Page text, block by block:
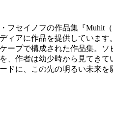
セイノフの作品集『Muhit
ィアに作品を提供していま
ープで構成された作品集。
、作者は幼少時から見てき
ドに、この先の明るい未来